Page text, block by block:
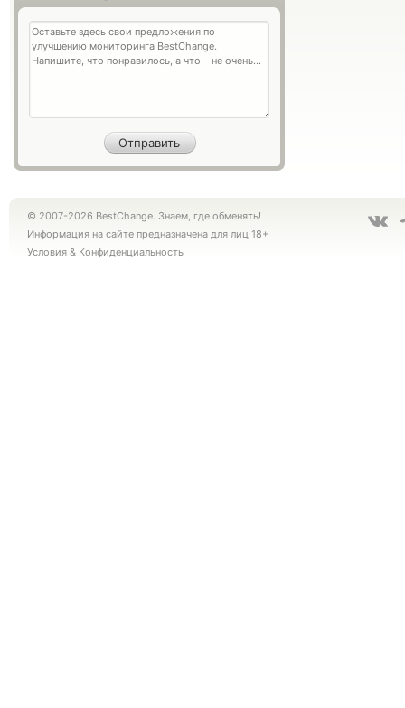
© 2007-2026 BestChange. Знаем, где обменять!
Информация на сайте предназначена для лиц 18+
Условия & Конфиденциальность